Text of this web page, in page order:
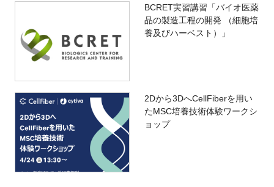
BCRET実習講習「バイオ医薬
品の製造工程の開発 （細胞培
養及びハーベスト）」
2Dから3DへCellFiberを用い
たMSC培養技術体験ワークシ
ョップ